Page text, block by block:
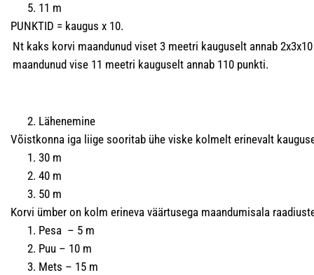
11 m
PUNKTID = kaugus x 10.
Nt kaks korvi maandunud viset 3 meetri kauguselt annab
maandunud vise 11 meetri kauguselt annab 110 punkti.
Lähenemine
Võistkonna iga liige sooritab ühe viske kolmelt erinevalt
30 m
40 m
50 m
Korvi ümber on kolm erineva väärtusega maandumisala
Pesa – 5 m
Puu – 10 m
Mets – 15 m